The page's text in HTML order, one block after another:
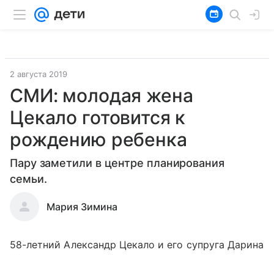
2 августа 2019
СМИ: молодая жена
Цекало готовится к
рождению ребенка
Пару заметили в центре планирования
семьи.
Мария Зимина
58-летний Александр Цекало и его супруга Дарина